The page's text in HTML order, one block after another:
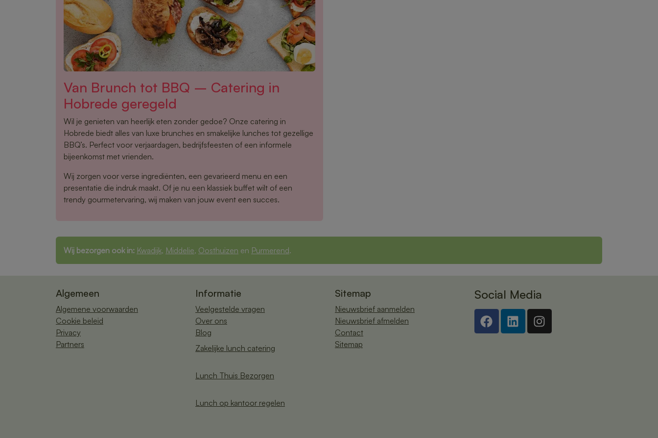
Van Brunch tot BBQ – Catering in
Hobrede geregeld
Wil je genieten van heerlijk eten zonder gedoe? Onze catering in
Hobrede biedt alles van luxe brunches en smakelijke lunches tot gezellige
BBQ’s. Perfect voor verjaardagen, bedrijfsfeesten of een informele
bijeenkomst met vrienden.
Wij zorgen voor verse ingrediënten, een gevarieerd menu en een
presentatie die indruk maakt. Of je nu een klassiek buffet wilt of een
trendy gourmetervaring, wij maken van jouw event een succes.
Wij bezorgen ook in: Kwadijk, Middelie, Oosthuizen en Purmerend.
Algemeen
Algemene voorwaarden
Cookie beleid
Privacy
Partners
Informatie
Veelgestelde vragen
Over ons
Blog
Zakelijke lunch catering
Lunch Thuis Bezorgen
Lunch op kantoor regelen
Sitemap
Nieuwsbrief aanmelden
Nieuwsbrief afmelden
Contact
Sitemap
Social Media